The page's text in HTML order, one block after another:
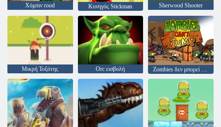
Χόμπιν rood Κυνηγός Stickman Sherwood Shooter
Μικρή Τοξότης Orc εισβολή Zombies δεν μπορεί να πηδήξει